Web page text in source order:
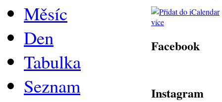
Měsíc
Den
Tabulka
Seznam
více
Facebook
Instagram